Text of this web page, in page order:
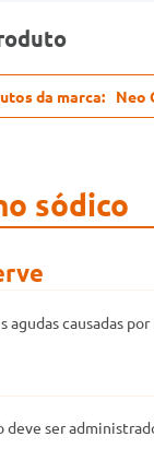
da marca: Neo
sódico
agudas causadas
deve ser